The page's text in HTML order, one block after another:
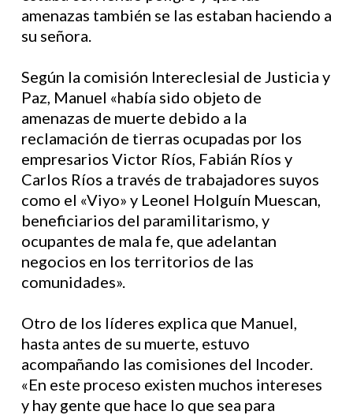
amenazas también se las estaban haciendo a
su señora.
Según la comisión Intereclesial de Justicia y
Paz, Manuel «había sido objeto de
amenazas de muerte debido a la
reclamación de tierras ocupadas por los
empresarios Victor Ríos, Fabián Ríos y
Carlos Ríos a través de trabajadores suyos
como el «Viyo» y Leonel Holguín Muescan,
beneficiarios del paramilitarismo, y
ocupantes de mala fe, que adelantan
negocios en los territorios de las
comunidades».
Otro de los líderes explica que Manuel,
hasta antes de su muerte, estuvo
acompañando las comisiones del Incoder.
«En este proceso existen muchos intereses
y hay gente que hace lo que sea para